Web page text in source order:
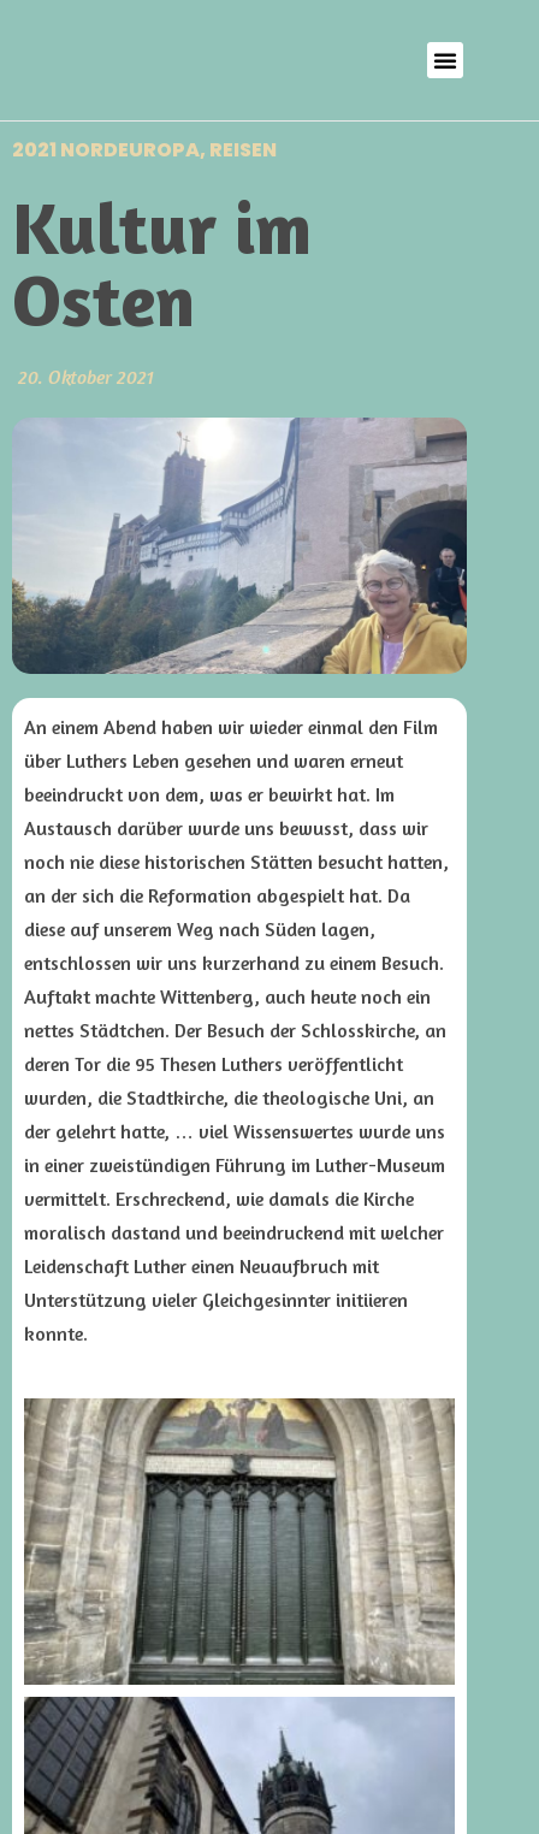
2021 NORDEUROPA, REISEN
Kultur im
Osten
20. Oktober 2021
An einem Abend haben wir wieder einmal den Film
über Luthers Leben gesehen und waren erneut
beeindruckt von dem, was er bewirkt hat. Im
Austausch darüber wurde uns bewusst, dass wir
noch nie diese historischen Stätten besucht hatten,
an der sich die Reformation abgespielt hat. Da
diese auf unserem Weg nach Süden lagen,
entschlossen wir uns kurzerhand zu einem Besuch.
Auftakt machte Wittenberg, auch heute noch ein
nettes Städtchen. Der Besuch der Schlosskirche, an
deren Tor die 95 Thesen Luthers veröffentlicht
wurden, die Stadtkirche, die theologische Uni, an
der gelehrt hatte, … viel Wissenswertes wurde uns
in einer zweistündigen Führung im Luther-Museum
vermittelt. Erschreckend, wie damals die Kirche
moralisch dastand und beeindruckend mit welcher
Leidenschaft Luther einen Neuaufbruch mit
Unterstützung vieler Gleichgesinnter initiieren
konnte.